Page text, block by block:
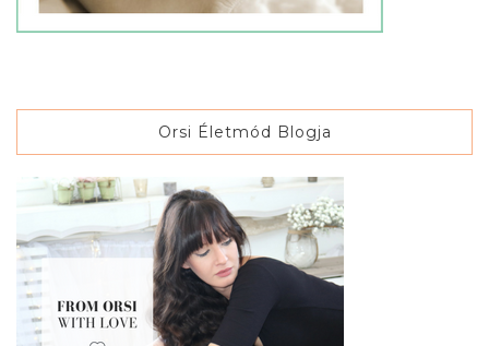
Orsi Életmód Blogja